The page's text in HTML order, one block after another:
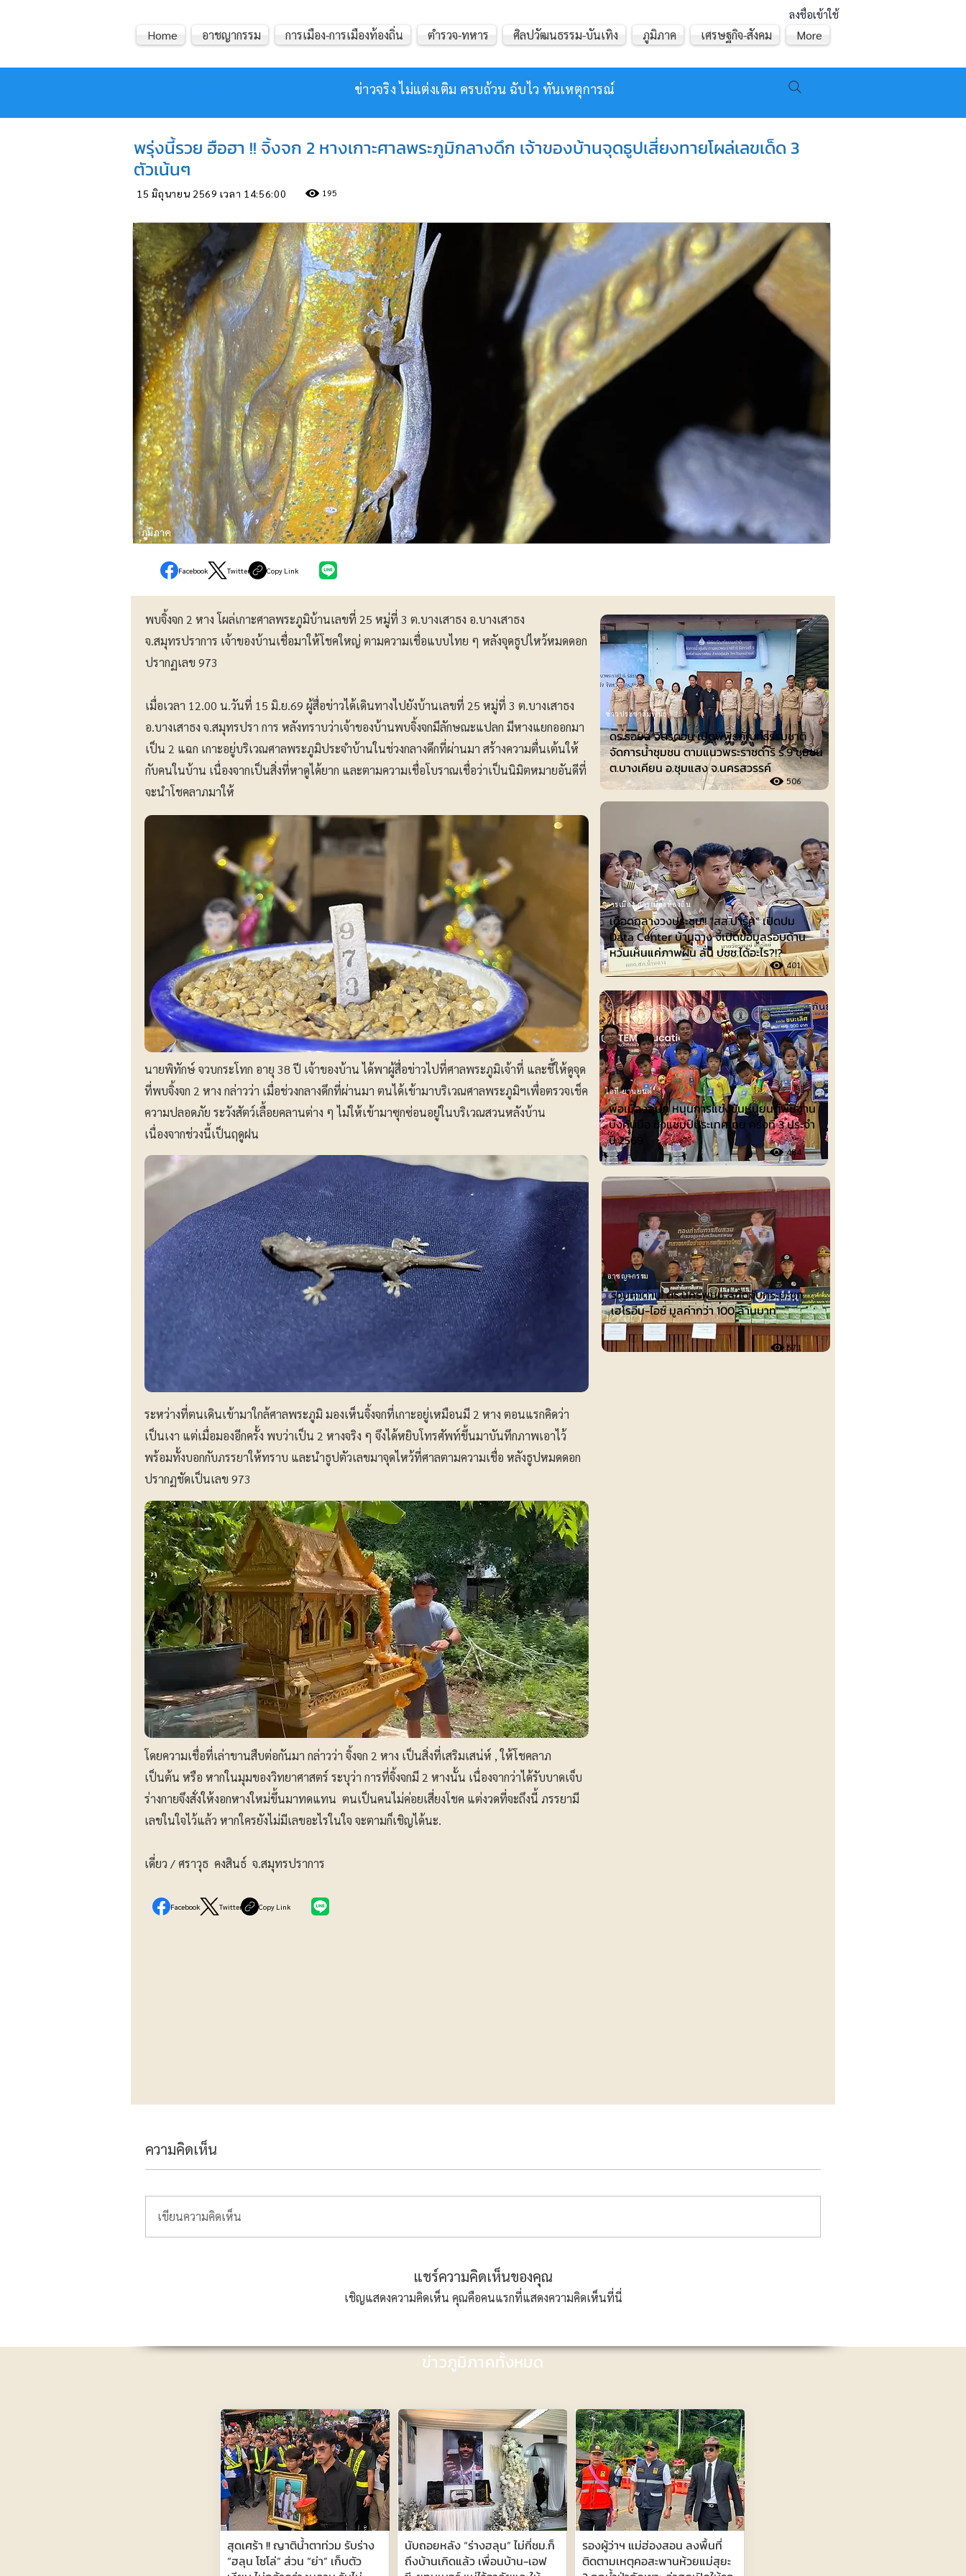
ลงชื่อเข้าใช้
ข่าวจริง ไม่แต่งเติม ครบถ้วน ฉับไว ทันเหตุการณ์
Home อาชญากรรม การเมือง-การเมืองท้องถิ่น ตำรวจ-ทหาร ศิลปวัฒนธรรม-บันเทิง ภูมิภาค เศรษฐกิจ-สังคม More
พรุ่งนี้รวย ฮือฮา !! จิ้งจก 2 หางเกาะศาลพระภูมิกลางดึก เจ้าของบ้านจุดธูปเสี่ยงทายโผล่เลขเด็ด 3
ตัวเน้นๆ
15 มิถุนายน 2569 เวลา 14:56:00 195
ภูมิภาค
Facebook Twitter Copy Link
พบจิ้งจก 2 หาง โผล่เกาะศาลพระภูมิบ้านเลขที่ 25 หมู่ที่ 3 ต.บางเสาธง อ.บางเสาธง
จ.สมุทรปราการ เจ้าของบ้านเชื่อมาให้โชคใหญ่ ตามความเชื่อแบบไทย ๆ หลังจุดธูปไหว้หมดดอก
ปรากฏเลข 973
เมื่อเวลา 12.00 น.วันที่ 15 มิ.ย.69 ผู้สื่อข่าวได้เดินทางไปยังบ้านเลขที่ 25 หมู่ที่ 3 ต.บางเสาธง
อ.บางเสาธง จ.สมุทรปรา การ หลังทราบว่าเจ้าของบ้านพบจิ้งจกมีลักษณะแปลก มีหางแยกออกมา
เป็น 2 แฉก เกาะอยู่บริเวณศาลพระภูมิประจำบ้านในช่วงกลางดึกที่ผ่านมา สร้างความตื่นเต้นให้
กับคนในบ้าน เนื่องจากเป็นสิ่งที่หาดูได้ยาก และตามความเชื่อโบราณเชื่อว่าเป็นนิมิตหมายอันดีที่
จะนำโชคลาภมาให้
นายพิทักษ์ จวบกระโทก อายุ 38 ปี เจ้าของบ้าน ได้พาผู้สื่อข่าวไปที่ศาลพระภูมิเจ้าที่ และชี้ให้ดูจุด
ที่พบจิ้งจก 2 หาง กล่าวว่า เมื่อช่วงกลางดึกที่ผ่านมา ตนได้เข้ามาบริเวณศาลพระภูมิฯเพื่อตรวจเช็ค
ความปลอดภัย ระวังสัตว์เลื้อยคลานต่าง ๆ ไม่ให้เข้ามาซุกซ่อนอยู่ในบริเวณสวนหลังบ้าน
เนื่องจากช่วงนี้เป็นฤดูฝน
ระหว่างที่ตนเดินเข้ามาใกล้ศาลพระภูมิ มองเห็นจิ้งจกที่เกาะอยู่เหมือนมี 2 หาง ตอนแรกคิดว่า
เป็นเงา แต่เมื่อมองอีกครั้ง พบว่าเป็น 2 หางจริง ๆ จึงได้หยิบโทรศัพท์ขึ้นมาบันทึกภาพเอาไว้
พร้อมทั้งบอกกับภรรยาให้ทราบ และนำธูปตัวเลขมาจุดไหว้ที่ศาลตามความเชื่อ หลังธูปหมดดอก
ปรากฏชัดเป็นเลข 973
โดยความเชื่อที่เล่าขานสืบต่อกันมา กล่าวว่า จิ้งจก 2 หาง เป็นสิ่งที่เสริมเสน่ห์ , ให้โชคลาภ
เป็นต้น หรือ หากในมุมของวิทยาศาสตร์ ระบุว่า การที่จิ้งจกมี 2 หางนั้น เนื่องจากว่าได้รับบาดเจ็บ
ร่างกายจึงสั่งให้งอกหางใหม่ขึ้นมาทดแทน ตนเป็นคนไม่ค่อยเสี่ยงโชค แต่งวดที่จะถึงนี้ ภรรยามี
เลขในใจไว้แล้ว หากใครยังไม่มีเลขอะไรในใจ จะตามก็เชิญได้นะ.
เดี่ยว / ศราวุธ คงสินธ์ จ.สมุทรปราการ
Facebook Twitter Copy Link
ดร.รอยล จิตรดอน เปิดพิพิธภัณฑ์ธรรมชาติ
จัดการน้ำชุมชน ตามแนวพระราชดำริ ร.9 ชุมชน
ต.บางเคียน อ.ชุมแสง จ.นครสวรรค์
506
ข่าวประชาสัมพันธ์
เดือดกลางวงประชุม!! “สส.ปาร์ค” เปิดปม
Data Center บ้านฉาง จี้เปิดข้อมูลรอบด้าน
หวั่นเห็นแค่ภาพฝัน ลั่น ปชช.ได้อะไร?!?
401
รวบคาด่าน! ตร.นครพนม สกัดจับกระบะซุก
เฮโรอีน-ไอซ์ มูลค่ากว่า 100 ล้านบาท
อาชญากรรม
การเมือง-การเมืองท้องถิ่น
ไอที-ยานยนต์
พ่อเมืองลุ่มภู หนุนการแข่งขันหุ่นยนต์พื้นฐาน
บังคับมือ ชิงแชมป์ประเทศไทย ครั้งที่ 3 ประจำ
ปี 2569
484
571
ความคิดเห็น
เขียนความคิดเห็น
แชร์ความคิดเห็นของคุณ
เชิญแสดงความคิดเห็น คุณคือคนแรกที่แสดงความคิดเห็นที่นี่
ข่าวภูมิภาคทั้งหมด
สุดเศร้า !! ญาติน้ำตาท่วม รับร่าง
”ฮลุน โซโล่” ส่วน “ย่า” เก็บตัว
นับถอยหลัง “ร่างฮลุน” ไม่กี่ชม.ก็
ถึงบ้านเกิดแล้ว เพื่อนบ้าน-เอฟ
รองผู้ว่าฯ แม่ฮ่องสอน ลงพื้นที่
ติดตามเหตุคอสะพานห้วยแม่สุยะ